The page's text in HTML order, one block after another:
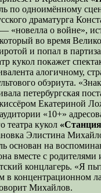
по одноимённому
драматурга
«новелла о войне»,
во время
и попал в
кукол покажет
алогичному,
обэриута.
петербургская
Екатериной
«10+»
театра кукол
Элистина
основан на
вместе с родителями
концлагерь. «Я
в концентрационном
Михайлов.